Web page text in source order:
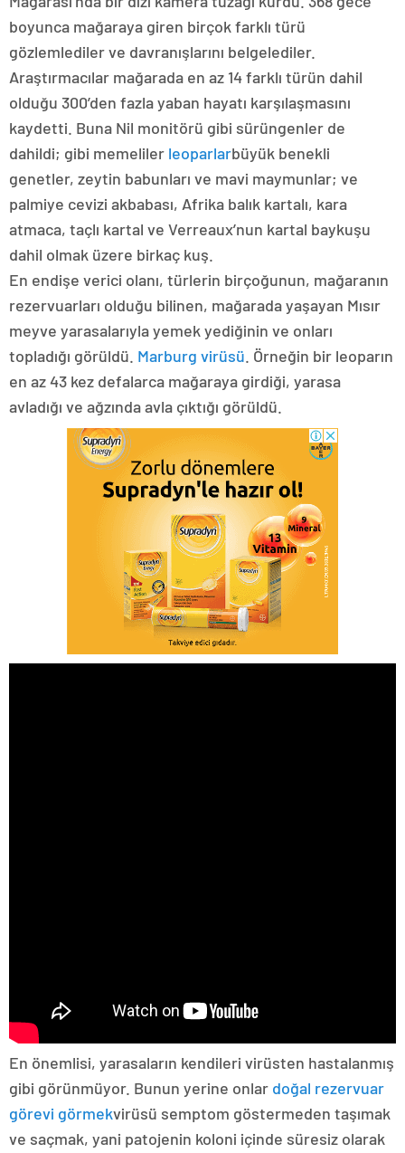
boyunca mağaraya giren birçok farklı türü
gözlemlediler ve davranışlarını belgelediler.
Araştırmacılar mağarada en az 14 farklı türün dahil
olduğu 300’den fazla yaban hayatı karşılaşmasını
kaydetti. Buna Nil monitörü gibi sürüngenler de
dahildi; gibi memeliler leoparlarbüyük benekli
genetler, zeytin babunları ve mavi maymunlar; ve
palmiye cevizi akbabası, Afrika balık kartalı, kara
atmaca, taçlı kartal ve Verreaux’nun kartal baykuşu
dahil olmak üzere birkaç kuş.
En endişe verici olanı, türlerin birçoğunun, mağaranın
rezervuarları olduğu bilinen, mağarada yaşayan Mısır
meyve yarasalarıyla yemek yediğinin ve onları
topladığı görüldü. Marburg virüsü . Örneğin bir leoparın
en az 43 kez defalarca mağaraya girdiği, yarasa
avladığı ve ağzında avla çıktığı görüldü.
En önemlisi, yarasaların kendileri virüsten hastalanmış
gibi görünmüyor. Bunun yerine onlar doğal rezervuar
görevi görmekvirüsü semptom göstermeden taşımak
ve saçmak, yani patojenin koloni içinde süresiz olarak